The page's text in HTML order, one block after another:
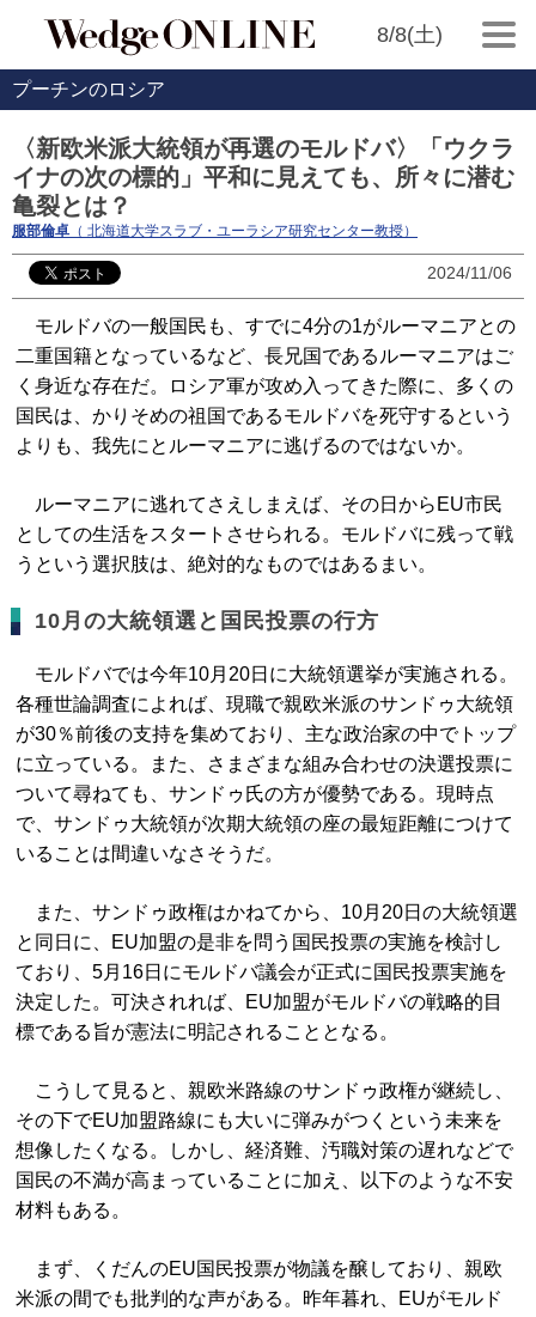
8/8(土)
プーチンのロシア
〈新欧米派大統領が再選のモルドバ〉「ウクラ
イナの次の標的」平和に見えても、所々に潜む
亀裂とは？
服部倫卓 （ 北海道大学スラブ・ユーラシア研究センター教授）
2024/11/06
モルドバの一般国民も、すでに4分の1がルーマニアとの
二重国籍となっているなど、長兄国であるルーマニアはご
く身近な存在だ。ロシア軍が攻め入ってきた際に、多くの
国民は、かりそめの祖国であるモルドバを死守するという
よりも、我先にとルーマニアに逃げるのではないか。
ルーマニアに逃れてさえしまえば、その日からEU市民
としての生活をスタートさせられる。モルドバに残って戦
うという選択肢は、絶対的なものではあるまい。
10月の大統領選と国民投票の行方
モルドバでは今年10月20日に大統領選挙が実施される。
各種世論調査によれば、現職で親欧米派のサンドゥ大統領
が30％前後の支持を集めており、主な政治家の中でトップ
に立っている。また、さまざまな組み合わせの決選投票に
ついて尋ねても、サンドゥ氏の方が優勢である。現時点
で、サンドゥ大統領が次期大統領の座の最短距離につけて
いることは間違いなさそうだ。
また、サンドゥ政権はかねてから、10月20日の大統領選
と同日に、EU加盟の是非を問う国民投票の実施を検討し
ており、5月16日にモルドバ議会が正式に国民投票実施を
決定した。可決されれば、EU加盟がモルドバの戦略的目
標である旨が憲法に明記されることとなる。
こうして見ると、親欧米路線のサンドゥ政権が継続し、
その下でEU加盟路線にも大いに弾みがつくという未来を
想像したくなる。しかし、経済難、汚職対策の遅れなどで
国民の不満が高まっていることに加え、以下のような不安
材料もある。
まず、くだんのEU国民投票が物議を醸しており、親欧
米派の間でも批判的な声がある。昨年暮れ、EUがモルド